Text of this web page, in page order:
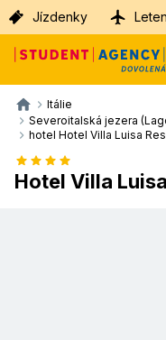
Jízdenky
Itálie
Severoitalská jezera
hotel Hotel Villa Luisa
Hotel Villa